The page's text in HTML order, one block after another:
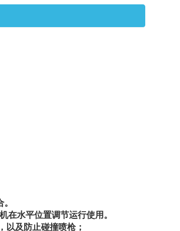
在水平位置调节运行使用。
以及防止碰撞喷枪；